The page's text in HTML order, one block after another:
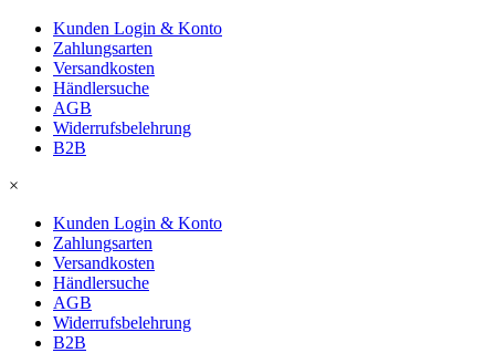
Kunden Login & Konto
Zahlungsarten
Versandkosten
Händlersuche
AGB
Widerrufsbelehrung
B2B
×
Kunden Login & Konto
Zahlungsarten
Versandkosten
Händlersuche
AGB
Widerrufsbelehrung
B2B